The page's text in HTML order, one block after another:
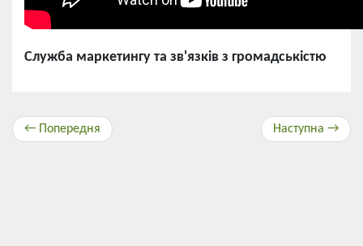
Служба маркетингу та зв'язків з громадськістю
← Попередня Наступна →